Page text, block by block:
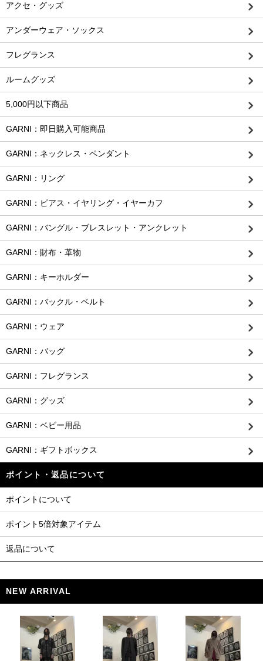
アクセ・グッズ
アンダーウェア・ソックス
フレグランス
ルームグッズ
5,000円以下商品
GARNI：即日購入可能商品
GARNI：ネックレス・ペンダント
GARNI：リング
GARNI：ピアス・イヤリング・イヤーカフ
GARNI：バングル・ブレスレット・アンクレット
GARNI：財布・革物
GARNI：キーホルダー
GARNI：バックル・ベルト
GARNI：ウェア
GARNI：バッグ
GARNI：フレグランス
GARNI：グッズ
GARNI：ベビー用品
GARNI：ギフトボックス
ポイント・返品について
ポイントについて
ポイント5倍対象アイテム
返品について
NEW ARRIVAL